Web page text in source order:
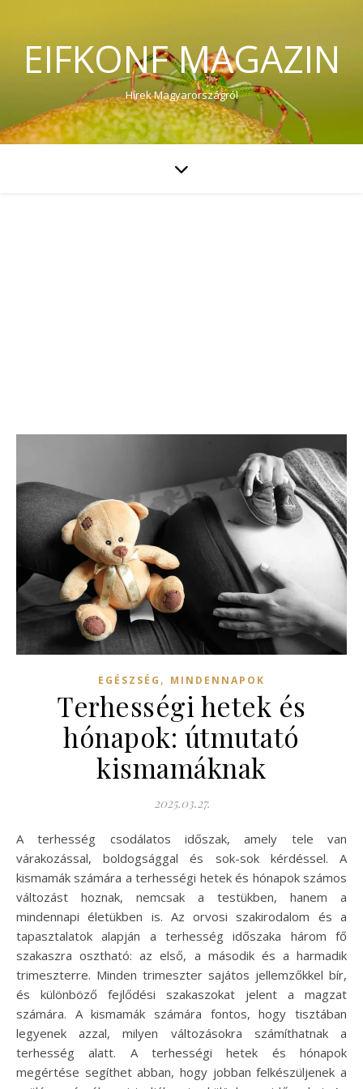
EIFKONF MAGAZIN
Hírek Magyarországról
EGÉSZSÉG , MINDENNAPOK
Terhességi hetek és
hónapok: útmutató
kismamáknak
2025.03.27.
A terhesség csodálatos időszak, amely tele van
várakozással, boldogsággal és sok-sok kérdéssel. A
kismamák számára a terhességi hetek és hónapok számos
változást hoznak, nemcsak a testükben, hanem a
mindennapi életükben is. Az orvosi szakirodalom és a
tapasztalatok alapján a terhesség időszaka három fő
szakaszra osztható: az első, a második és a harmadik
trimeszterre. Minden trimeszter sajátos jellemzőkkel bír,
és különböző fejlődési szakaszokat jelent a magzat
számára. A kismamák számára fontos, hogy tisztában
legyenek azzal, milyen változásokra számíthatnak a
terhesség alatt. A terhességi hetek és hónapok
megértése segíthet abban, hogy jobban felkészüljenek a